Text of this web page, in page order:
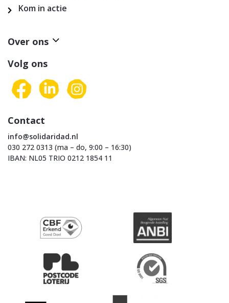
Kom in actie
Over ons
Volg ons
Contact
info@solidaridad.nl
030 272 0313 (ma – do, 9:00 – 16:30)
IBAN: NL05 TRIO 0212 1854 11